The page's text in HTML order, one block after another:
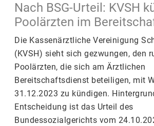
Nach BSG-Urteil: KVSH
Poolärzten im
Die Kassenärztliche Vereinigung
(KVSH) sieht sich gezwungen, den
Poolärzten, die sich am Ärztlichen
Bereitschaftsdienst beteiligen, mit
31.12.2023 zu kündigen.
Entscheidung ist das Urteil des
Bundessozialgerichts vom